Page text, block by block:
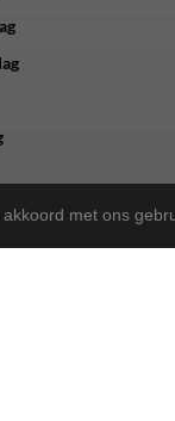
akkoord met ons